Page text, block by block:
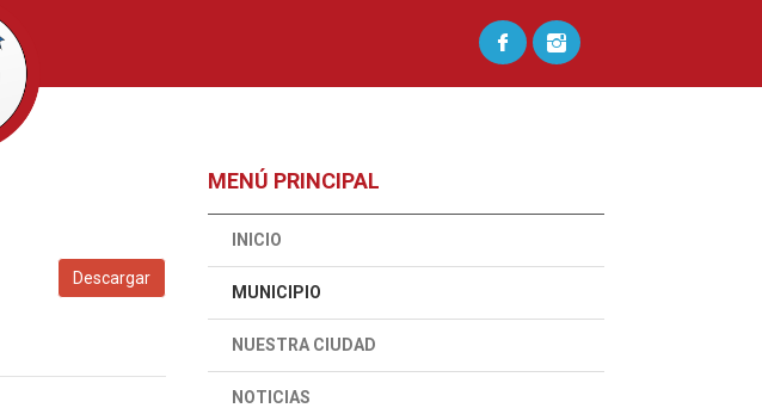
Descargar
MENÚ PRINCIPAL
INICIO
MUNICIPIO
NUESTRA CIUDAD
NOTICIAS